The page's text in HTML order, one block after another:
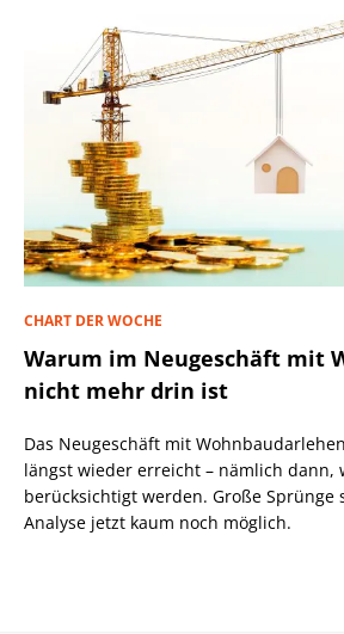
CHART DER WOCHE
Warum im Neugeschäft mit
nicht mehr drin ist
Das Neugeschäft mit
längst wieder erreicht – nämlich dann,
berücksichtigt werden. Große Sprünge
Analyse jetzt kaum noch möglich.